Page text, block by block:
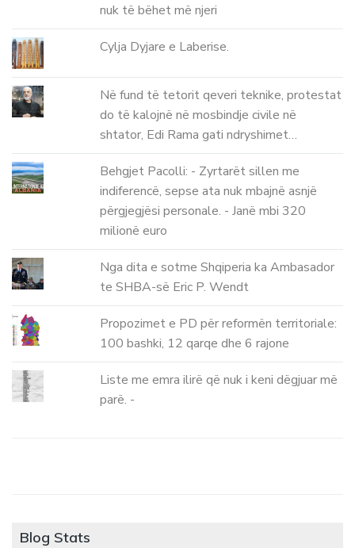
nuk të bëhet më njeri
Cylja Dyjare e Laberise.
Në fund të tetorit qeveri teknike, protestat
do të kalojnë në mosbindje civile në
shtator, Edi Rama gati ndryshimet…
Behgjet Pacolli: - Zyrtarët sillen me
indiferencë, sepse ata nuk mbajnë asnjë
përgjegjësi personale. - Janë mbi 320
milionë euro
Nga dita e sotme Shqiperia ka Ambasador
te SHBA-së Eric P. Wendt
Propozimet e PD për reformën territoriale:
100 bashki, 12 qarqe dhe 6 rajone
Liste me emra ilirë që nuk i keni dëgjuar më
parë. -
Blog Stats